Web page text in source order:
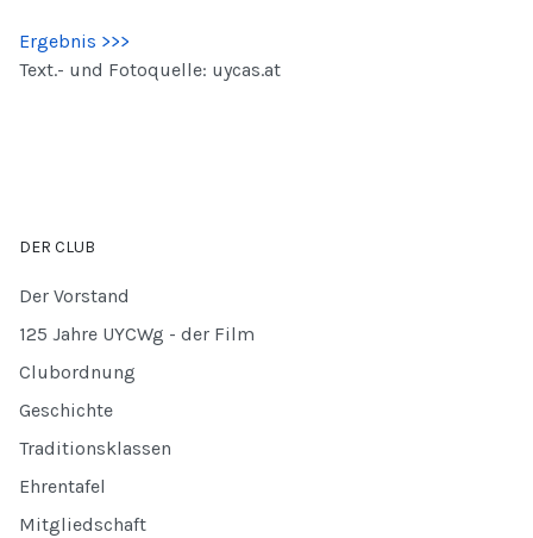
Ergebnis >>>
Text.- und Fotoquelle: uycas.at
DER CLUB
Der Vorstand
125 Jahre UYCWg - der Film
Clubordnung
Geschichte
Traditionsklassen
Ehrentafel
Mitgliedschaft